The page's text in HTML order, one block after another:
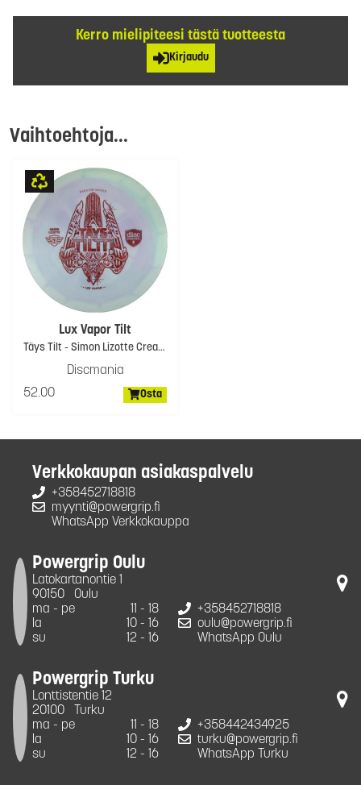
Kerro mielipiteesi tästä tuotteesta
Kirjaudu
Vaihtoehtoja...
Lux Vapor Tilt
Täys Tilt - Simon Lizotte Creator Series
Discmania
52.00
Osta
Verkkokaupan asiakaspalvelu
+358452718818
myynti@powergrip.fi
WhatsApp Verkkokauppa
Powergrip Oulu
Latokartanontie 1
90150
Oulu
ma - pe
11 - 18
la
10 - 16
su
12 - 16
+358452718818
oulu@powergrip.fi
WhatsApp Oulu
Powergrip Turku
Lonttistentie 12
20100
Turku
ma - pe
11 - 18
la
10 - 16
su
12 - 16
+358442434925
turku@powergrip.fi
WhatsApp Turku